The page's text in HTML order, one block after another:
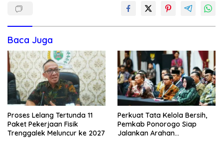
Baca Juga
Proses Lelang Tertunda 11
Paket Pekerjaan Fisik
Trenggalek Meluncur ke 2027
Perkuat Tata Kelola Bersih,
Pemkab Ponorogo Siap
Jalankan Arahan